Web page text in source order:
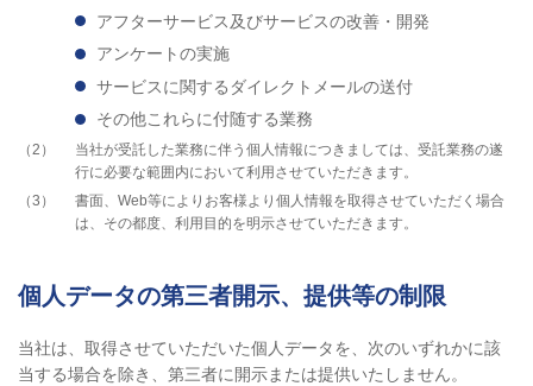
アフターサービス及びサービスの改善・開発
アンケートの実施
サービスに関するダイレクトメールの送付
その他これらに付随する業務
2
当社が受託した業務に伴う個人情報につきましては、受託業務の遂
行に必要な範囲内において利用させていただきます。
3
書面、Web等によりお客様より個人情報を取得させていただく場合
は、その都度、利用目的を明示させていただきます。
個人データの第三者開示、提供等の制限
当社は、取得させていただいた個人データを、次のいずれかに該
当する場合を除き、第三者に開示または提供いたしません。